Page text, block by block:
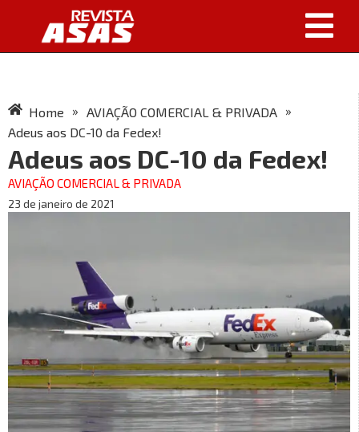
Home » AVIAÇÃO COMERCIAL & PRIVADA »
Adeus aos DC-10 da Fedex!
Adeus aos DC-10 da Fedex!
AVIAÇÃO COMERCIAL & PRIVADA
23 de janeiro de 2021